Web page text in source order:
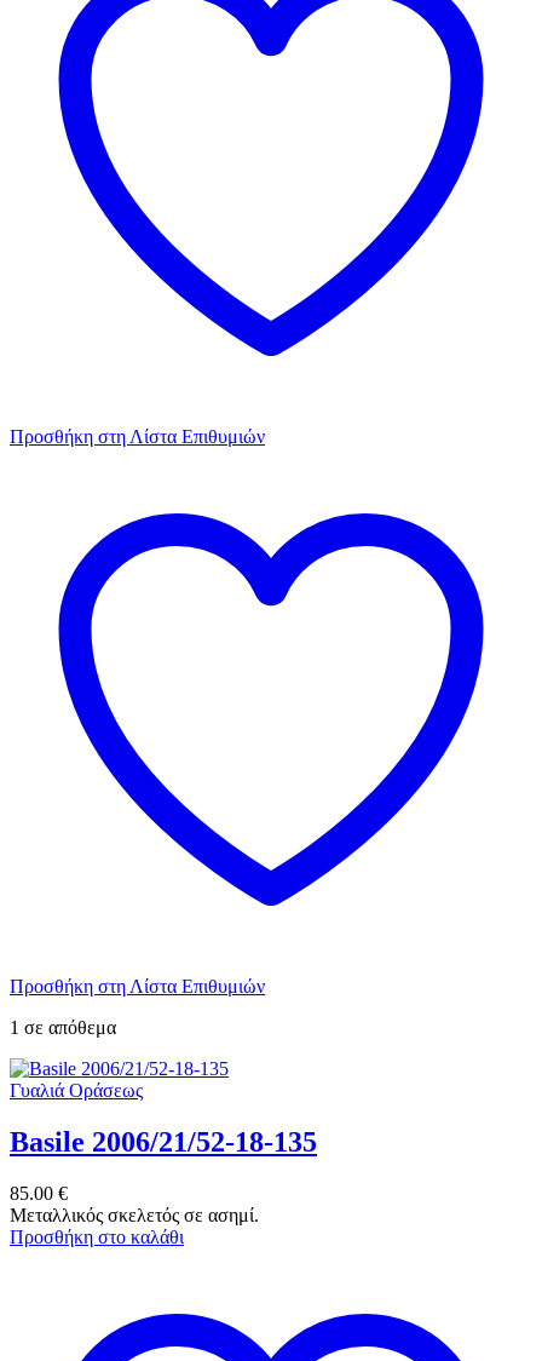
Προσθήκη στη Λίστα Επιθυμιών
Προσθήκη στη Λίστα Επιθυμιών
1 σε απόθεμα
Γυαλιά Οράσεως
Basile 2006/21/52-18-135
85.00 €
Μεταλλικός σκελετός σε ασημί.
Προσθήκη στο καλάθι